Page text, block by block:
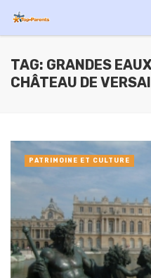
TAG: GRANDES
CHÂTEAU DE
PATRIMOINE ET CULTURE